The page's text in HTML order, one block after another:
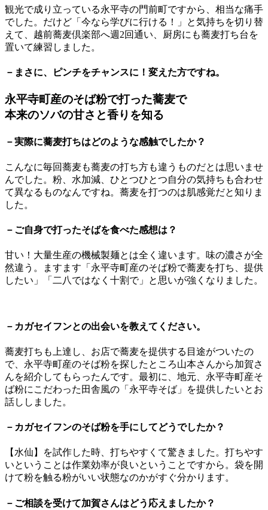
観光で成り立っている永平寺の門前町ですから、相当な痛手
でした。だけど「今なら学びに行ける！」と気持ちを切り替
えて、越前蕎麦倶楽部へ週2回通い、厨房にも蕎麦打ち台を
置いて練習しました。
－まさに、ピンチをチャンスに！変えた方ですね。
永平寺町産のそば粉で打った蕎麦で
本来のソバの甘さと香りを知る
－実際に蕎麦打ちはどのような感触でしたか？
こんなに毎回蕎麦も蕎麦の打ち方も違うものだとは思いませ
んでした。粉、水加減、ひとつひとつ自分の気持ちも合わせ
て異なるものなんですね。蕎麦を打つのは肌感覚だと知りま
した。
－ご自身で打ったそばを食べた感想は？
甘い！大量生産の機械製麺とは全く違います。味の濃さが全
然違う。ますます「永平寺町産のそば粉で蕎麦を打ち、提供
したい」「二八ではなく十割で」と思いが強くなりました。
－カガセイフンとの出会いを教えてください。
蕎麦打ちも上達し、お店で蕎麦を提供する目途がついたの
で、永平寺町産のそば粉を探したところ山本さんから加賀さ
んを紹介してもらったんです。最初に、地元、永平寺町産そ
ば粉にこだわった田舎風の「永平寺そば」を提供したいとお
話ししました。
－カガセイフンのそば粉を手にしてどうでしたか？
【水仙】を試作した時、打ちやすくて驚きました。打ちやす
いということは作業効率が良いということですから。袋を開
けて粉を触る粉がいい状態なのかがすぐ分かります。
－ご相談を受けて加賀さんはどう応えましたか？